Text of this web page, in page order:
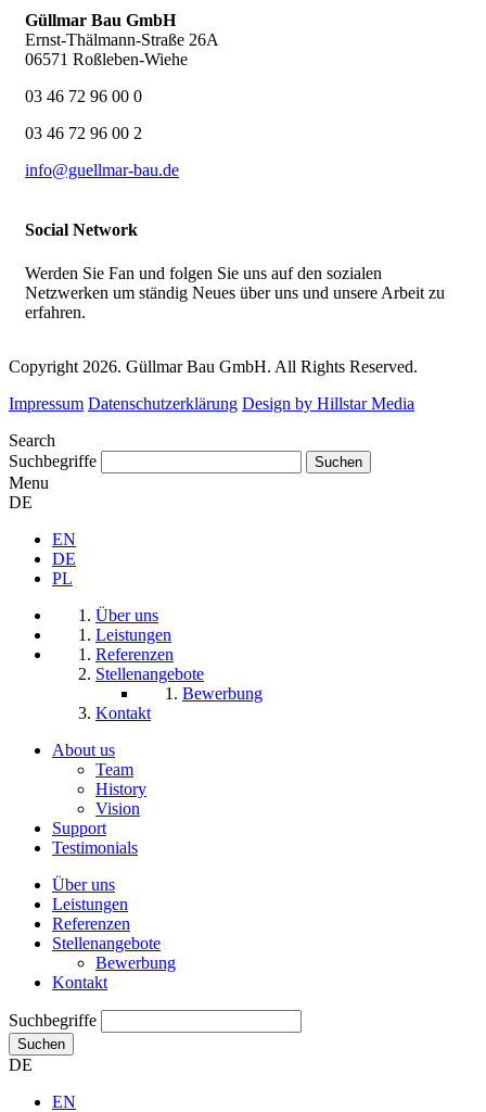
Güllmar Bau GmbH
Ernst-Thälmann-Straße 26A
06571 Roßleben-Wiehe
03 46 72 96 00 0
03 46 72 96 00 2
info@guellmar-bau.de
Social Network
Werden Sie Fan und folgen Sie uns auf den sozialen
Netzwerken um ständig Neues über uns und unsere Arbeit zu
erfahren.
Copyright 2026. Güllmar Bau GmbH. All Rights Reserved.
Impressum Datenschutzerklärung Design by Hillstar Media
Search
Suchbegriffe
Menu
DE
EN
DE
PL
Über uns
Leistungen
Referenzen
Stellenangebote
Bewerbung
Kontakt
About us
Team
History
Vision
Support
Testimonials
Über uns
Leistungen
Referenzen
Stellenangebote
Bewerbung
Kontakt
Suchbegriffe
Suchen
DE
EN